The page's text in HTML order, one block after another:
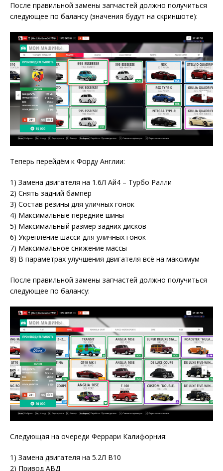
После правильной замены запчастей должно получиться
следующее по балансу (значения будут на скриншоте):
Теперь перейдём к Форду Англии:
1) Замена двигателя на 1.6Л Ай4 – Турбо Ралли
2) Снять задний бампер
3) Состав резины для уличных гонок
4) Максимальные передние шины
5) Максимальный размер задних дисков
6) Укрепление шасси для уличных гонок
7) Максимальное снижение массы
8) В параметрах улучшения двигателя всё на максимум
После правильной замены запчастей должно получиться
следующее по балансу:
Следующая на очереди Феррари Калифорния:
1) Замена двигателя на 5.2Л В10
2) Привод АВД